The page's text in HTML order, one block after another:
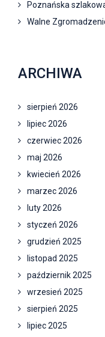
Poznańska
Walne
ARCHIWA
sierpień 2026
lipiec 2026
czerwiec 2026
maj 2026
kwiecień 2026
marzec 2026
luty 2026
styczeń 2026
grudzień 2025
listopad 2025
październik 2025
wrzesień 2025
sierpień 2025
lipiec 2025